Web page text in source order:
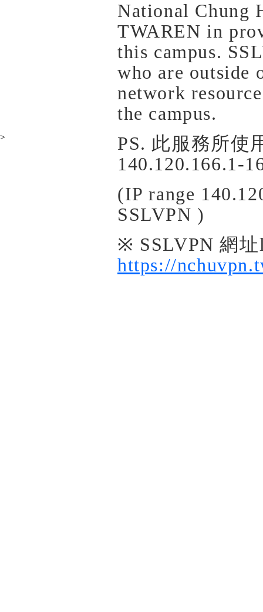
National Chung
TWAREN in
this campus.
who are outside
network
the campus.
PS. 此服務所使
140.120.166.1-
(IP range
SSLVPN )
※ SSLVPN 網
https://
>